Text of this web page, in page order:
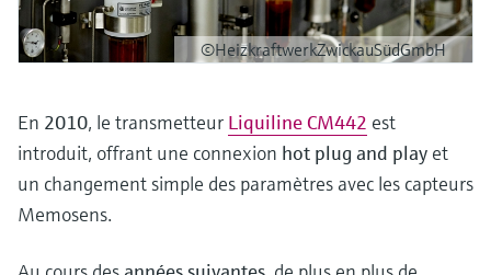
©HeizkraftwerkZwickauSüdGmbH
En 2010, le transmetteur Liquiline CM442 est
introduit, offrant une connexion hot plug and play et
un changement simple des paramètres avec les capteurs
Memosens.